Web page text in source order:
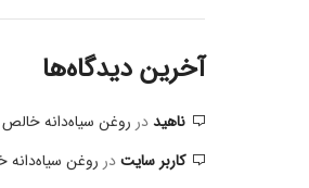
آخرین دیدگاه‌ها
ناهیددر روغن سیاه‌دانه خالص
کاربر سایتدر روغن